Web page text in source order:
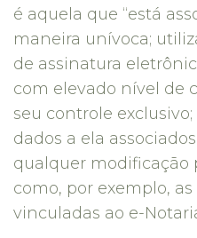
é aquela que “está
maneira unívoca;
de assinatura
com elevado nível de
seu controle
dados a ela
qualquer modificação
como, por exemplo,
vinculadas ao e-